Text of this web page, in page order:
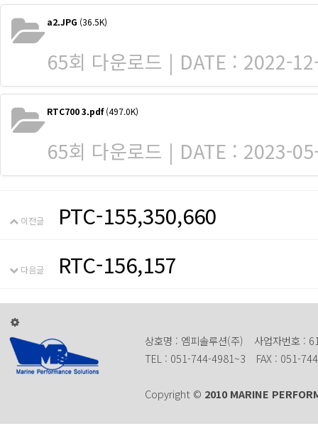
a2.JPG (36.5K)
65회 다운로드 | DATE : 2022-
RTC700 3.pdf(497.0K)
65회 다운로드 | DATE : 2023-
이전글 PTC-155,350,660
다음글 RTC-156,157
상호명 : 엠피솔루션(주)
사업자번호 :
TEL : 051-744-4981~3
FAX : 051-
Copyright © 2010 MARINE